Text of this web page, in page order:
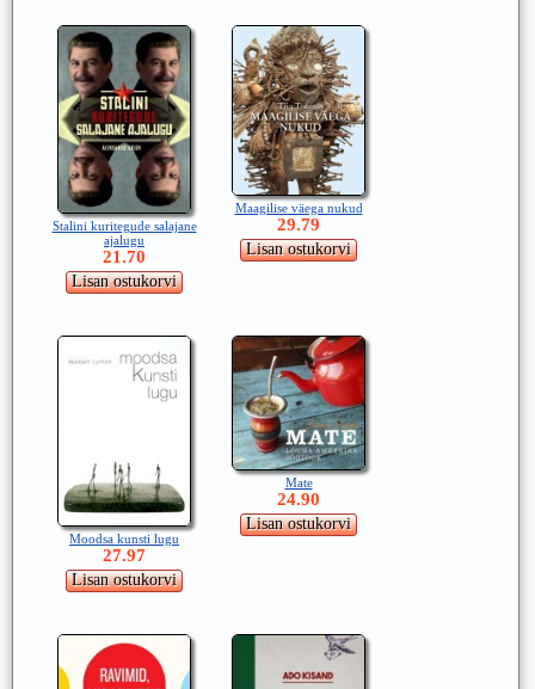
Stalini kuritegude salajane
ajalugu
21.70
Maagilise väega nukud
29.79
Moodsa kunsti lugu
27.97
Mate
24.90